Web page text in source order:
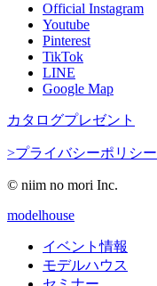
Official Instagram
Youtube
Pinterest
TikTok
LINE
Google Map
カタログプレゼント
>プライバシーポリシー
© niim no mori Inc.
modelhouse
イベント情報
モデルハウス